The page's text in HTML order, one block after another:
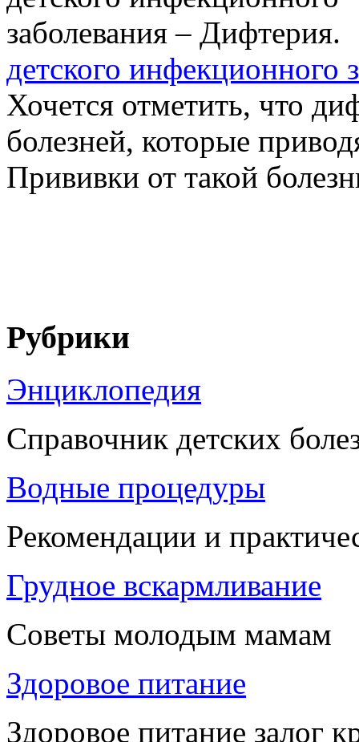
детского инфекционного
Хочется отметить, что
болезней, которые
Прививки от такой
Рубрики
Энциклопедия
Справочник детских
Водные процедуры
Рекомендации и
Грудное вскармливание
Советы молодым мамам
Здоровое питание
Здоровое питание залог